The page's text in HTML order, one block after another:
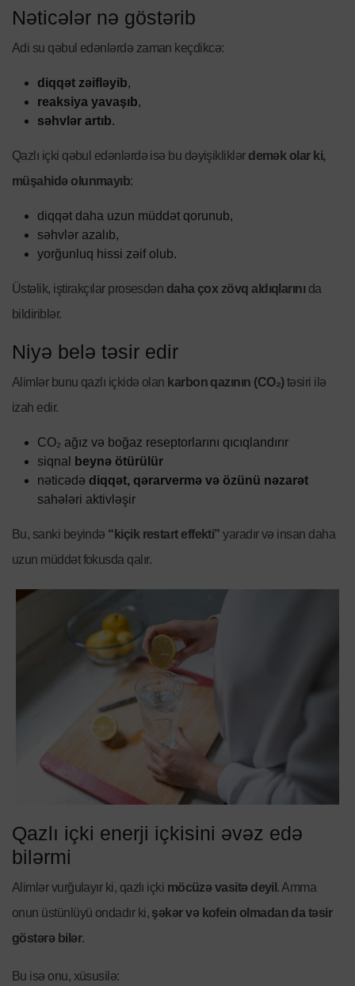
Nəticələr nə göstərib
Adi su qəbul edənlərdə zaman keçdikcə:
diqqət zəifləyib,
reaksiya yavaşıb,
səhvlər artıb.
Qazlı içki qəbul edənlərdə isə bu dəyişikliklər demək olar ki,
müşahidə olunmayıb:
diqqət daha uzun müddət qorunub,
səhvlər azalıb,
yorğunluq hissi zəif olub.
Üstəlik, iştirakçılar prosesdən daha çox zövq aldıqlarını da
bildiriblər.
Niyə belə təsir edir
Alimlər bunu qazlı içkidə olan karbon qazının (CO₂)təsiri ilə
izah edir.
CO₂ ağız və boğaz reseptorlarını qıcıqlandırır
siqnal
beynə ötürülür
nəticədə diqqət, qərarvermə və özünü nəzarət
sahələri aktivləşir
Bu, sanki beyində “kiçik restart effekti” yaradır və insan daha
uzun müddət fokusda qalır.
Qazlı içki enerji içkisini əvəz edə
bilərmi
Alimlər vurğulayır ki, qazlı içki möcüzə vasitə deyil . Amma
onun üstünlüyü ondadır ki, şəkər və kofein olmadan da təsir
göstərə bilər.
Bu isə onu, xüsusilə: